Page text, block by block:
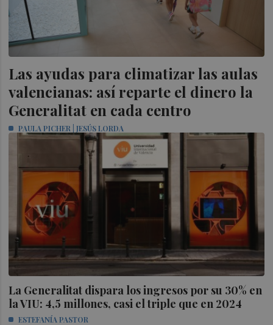
Las ayudas para climatizar las aulas
valencianas: así reparte el dinero la
Generalitat en cada centro
PAULA PICHER | JESÚS LORDA
La Generalitat dispara los ingresos por su 30% en
la VIU: 4,5 millones, casi el triple que en 2024
ESTEFANÍA PASTOR